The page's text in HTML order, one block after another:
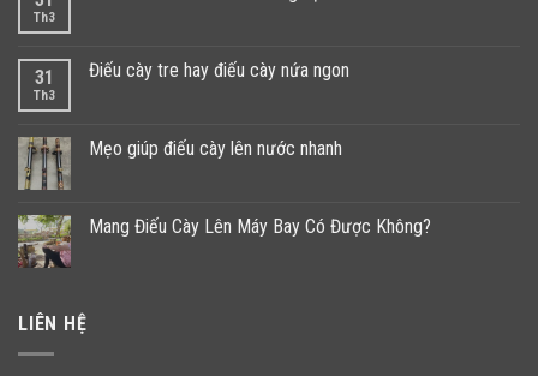
Th3
31
Th3
Điếu cày tre hay điếu cày nứa ngon
Mẹo giúp điếu cày lên nước nhanh
Mang Điếu Cày Lên Máy Bay Có Được Không?
LIÊN HỆ